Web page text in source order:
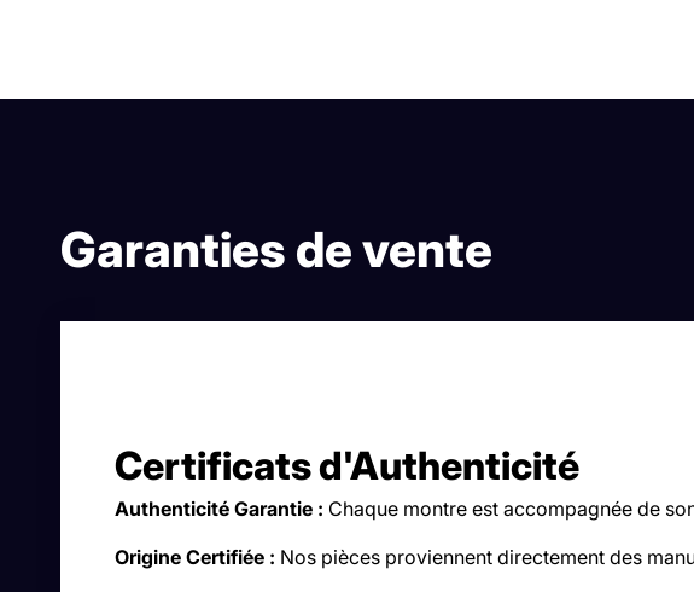
Garanties de vente
Certificats d'Authenticité
Authenticité Garantie : Chaque montre est accompagnée de
Origine Certifiée : Nos pièces proviennent directement des